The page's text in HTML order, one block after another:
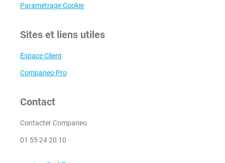
Paramétrage Cookie
Sites et liens utiles
Espace Client
Companeo Pro
Contact
Contacter Companeo
01 55 24 20 10